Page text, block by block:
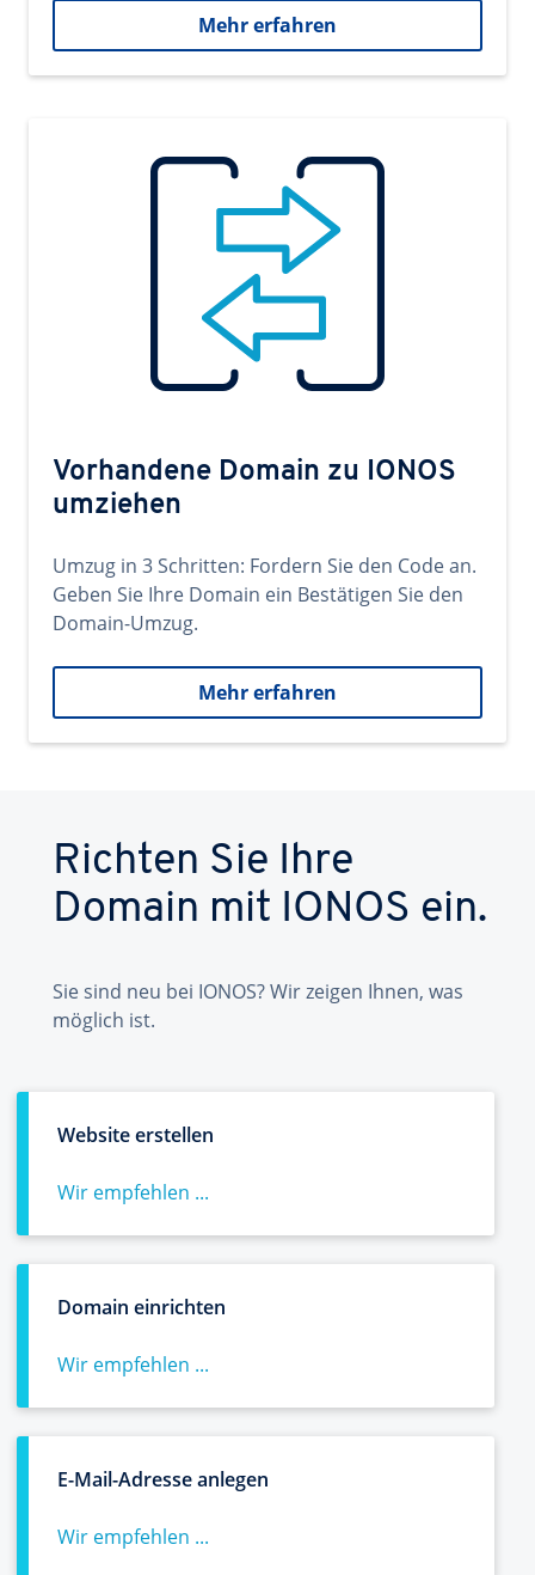
Mehr erfahren
Vorhandene Domain zu IONOS
umziehen
Umzug in 3 Schritten: Fordern Sie den Code an.
Geben Sie Ihre Domain ein Bestätigen Sie den
Domain-Umzug.
Mehr erfahren
Richten Sie Ihre
Domain mit IONOS ein.
Sie sind neu bei IONOS? Wir zeigen Ihnen, was
möglich ist.
Website erstellen
Wir empfehlen ...
Domain einrichten
Wir empfehlen ...
E-Mail-Adresse anlegen
Wir empfehlen ...